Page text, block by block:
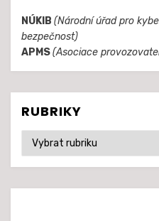
NÚKIB (Národní úřad pro
bezpečnost)
APMS(Asociace
RUBRIKY
Rubriky